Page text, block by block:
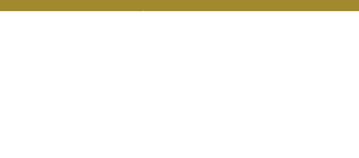
Vyhlásenie o prístupnosti